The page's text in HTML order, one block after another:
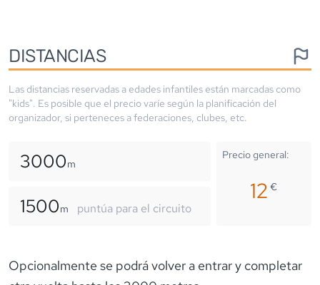
DISTANCIAS
Las distancias reservadas a edades infantiles están marcadas como
"kids". Es posible que el precio varíe según la planificación del
organizador, si perteneces a federaciones, clubes, etc.
3000m
1500m puntúa para el circuito
Precio general:
12€
Opcionalmente se podrá volver a entrar y completar